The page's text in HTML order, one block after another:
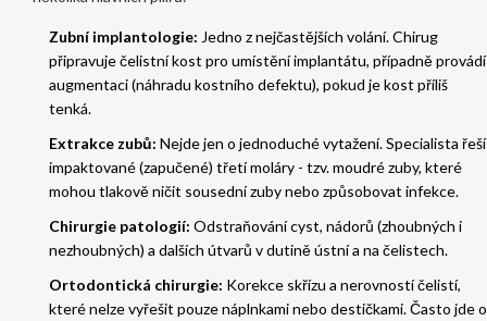
Zubní implantologie: Jedno z nejčastějších volání. Chirug
připravuje čelistní kost pro umístění implantátu, případně provádí
augmentaci (náhradu kostního defektu), pokud je kost příliš
tenká.
Extrakce zubů: Nejde jen o jednoduché vytažení. Specialista řeší
impaktované (zapučené) třetí moláry - tzv. moudré zuby, které
mohou tlakově ničit sousední zuby nebo způsobovat infekce.
Chirurgie patologií: Odstraňování cyst, nádorů (zhoubných i
nezhoubných) a dalších útvarů v dutině ústní a na čelistech.
Ortodontická chirurgie: Korekce skřízu a nerovností čelistí,
které nelze vyřešit pouze náplnkami nebo destičkami. Často jde o